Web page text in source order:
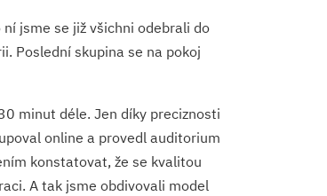
jsme se již všichni odebrali do
Poslední skupina se na pokoj
minut déle. Jen díky preciznosti
online a provedl auditorium
konstatovat, že se kvalitou
A tak jsme obdivovali model